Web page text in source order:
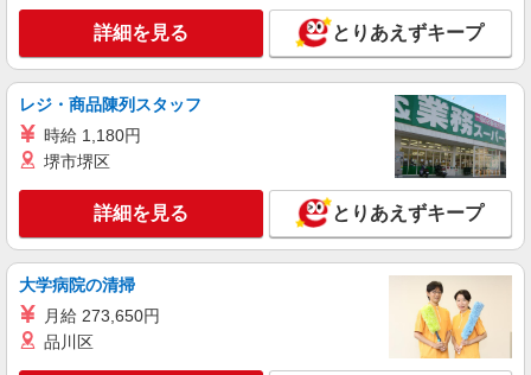
正社員
株式会社テクノ・サービス マニュファクチャリング【大阪府】
製造スタッフ（組立・加工・目視検査・機械操
作など）
月給210000〜260000円（スキル・経験を考
大阪府堺市堺区 （他にも大阪府内に多数あ
に通勤時間120分圏内のエリアとなります。（転勤
なし）
キープ 詳細を見る
派遣社員
株式会社フロンティア
空調完備の倉庫内でチラシの仕分け作業
詳細を見る とりあえずキープ
レジ・商品陳列スタッフ
時給 1,180円
堺市堺区
詳細を見る とりあえずキープ
大学病院の清掃
月給 273,650円
品川区